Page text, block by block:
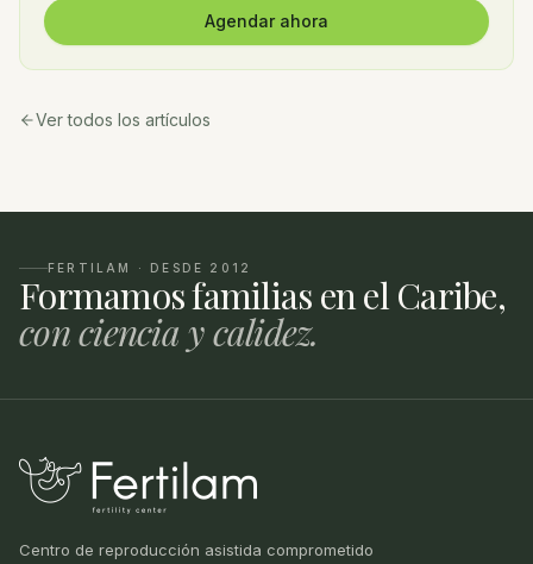
Agendar ahora
Ver todos los artículos
FERTILAM · DESDE 2012
Formamos familias en el Caribe,
con ciencia y calidez.
Centro de reproducción asistida comprometido